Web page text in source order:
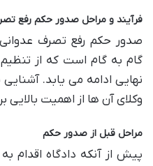
فرآیند و مراحل صدور حکم رفع
صدور حکم رفع تصرف
گام به گام است که از
نهایی ادامه می یابد.
وکلای آن ها از اهمیت بالایی
مراحل قبل از صدور حکم
پیش از آنکه دادگاه اقدام